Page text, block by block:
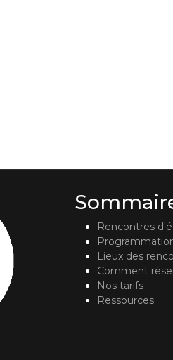
Rencontres
Lieux des
Comment
Nos tarifs
Ressources